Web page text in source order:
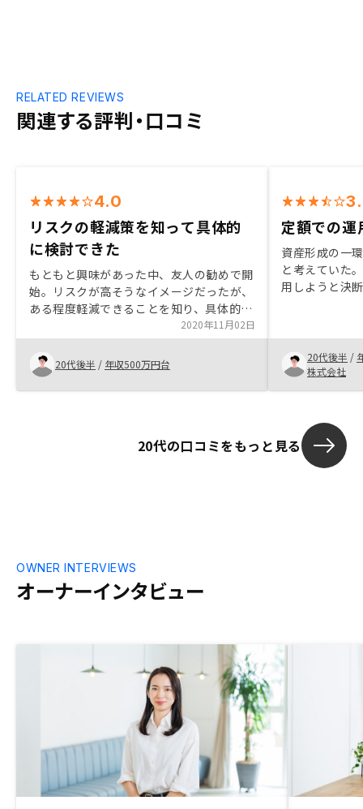
関連する評判・口コミ
RELATED REVIEWS
4.0
リスクの軽減策を知って具体的
に検討できた
もともと興味があった中、友人の勧めで開
始。リスクが高そうなイメージだったが、
ある程度軽減できることを知り、具体的に
検討できた。同時に複数の物件提案をいた
だけると、ありがたい。
2020年11月02日
20代後半 / 年収500万円台
定額での運
資産形成の一
と考えていた
用しようと決
た。
20代後半 /
株式会社
20代の口コミをもっと見る
オーナーインタビュー
OWNER INTERVIEWS